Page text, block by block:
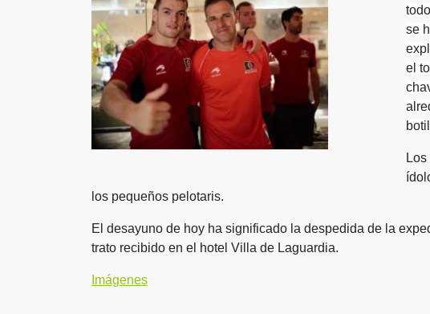
se
el
los pequeños pelotaris.
El desayuno de hoy ha significado la despedida de la
trato recibido en el hotel Villa de Laguardia.
Imágenes